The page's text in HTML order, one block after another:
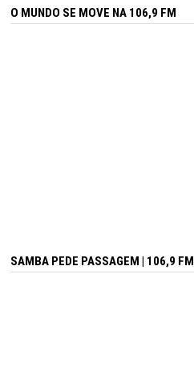
O MUNDO SE MOVE NA 106,9 FM
SAMBA PEDE PASSAGEM | 106,9 FM